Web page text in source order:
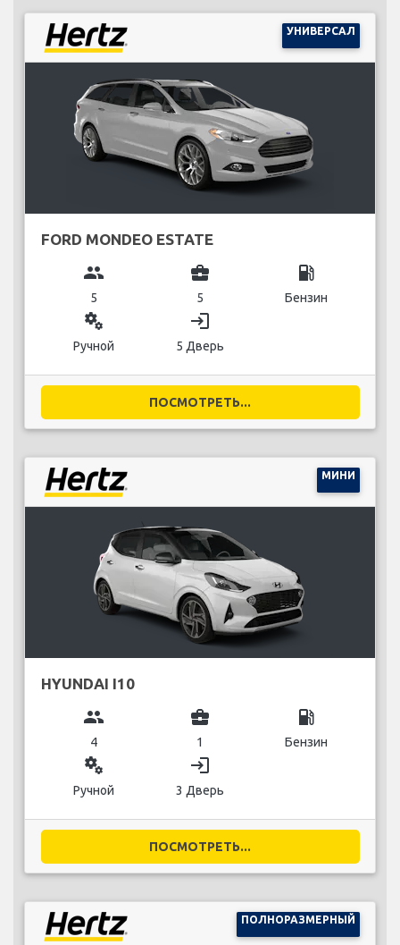
УНИВЕРСАЛ
FORD MONDEO ESTATE
group
5
business_center
5
local_gas_station
Бензин
miscellaneous_services
Ручной
login
5 Дверь
ПОСМОТРЕТЬ...
МИНИ
HYUNDAI I10
group
4
business_center
1
local_gas_station
Бензин
miscellaneous_services
Ручной
login
3 Дверь
ПОСМОТРЕТЬ...
ПОЛНОРАЗМЕРНЫЙ